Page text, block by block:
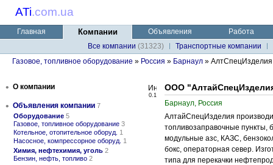
ATi.com.ua
Главная Компании Объявления
Работа
Все компании (31323)
Транспортные компании
Газовое, топливное оборудование » Россия » Барнаул » АлтСпецИзделия
• О компании
• Объявления компании 7
Оборудование 5
Газовое, топливное оборудование 3
Котельное, отопительное оборуд. 1
Насосное, компрессорное оборуд. 1
Химия, нефтехимия, уголь 2
Бензин, нефть, топливо 2
0.1
ООО
Барнаул, Россия
АлтайСпецИзделия
топливозаправочные пункты,
модульные азс, КАЗС,
бокс, операторная север.
типа для перекачки